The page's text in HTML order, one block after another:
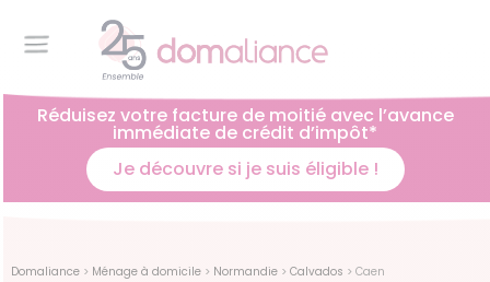
Réduisez votre facture de moitié avec l’avance
immédiate de crédit d’impôt*
Je découvre si je suis éligible !
Domaliance > Ménage à domicile > Normandie > Calvados > Caen